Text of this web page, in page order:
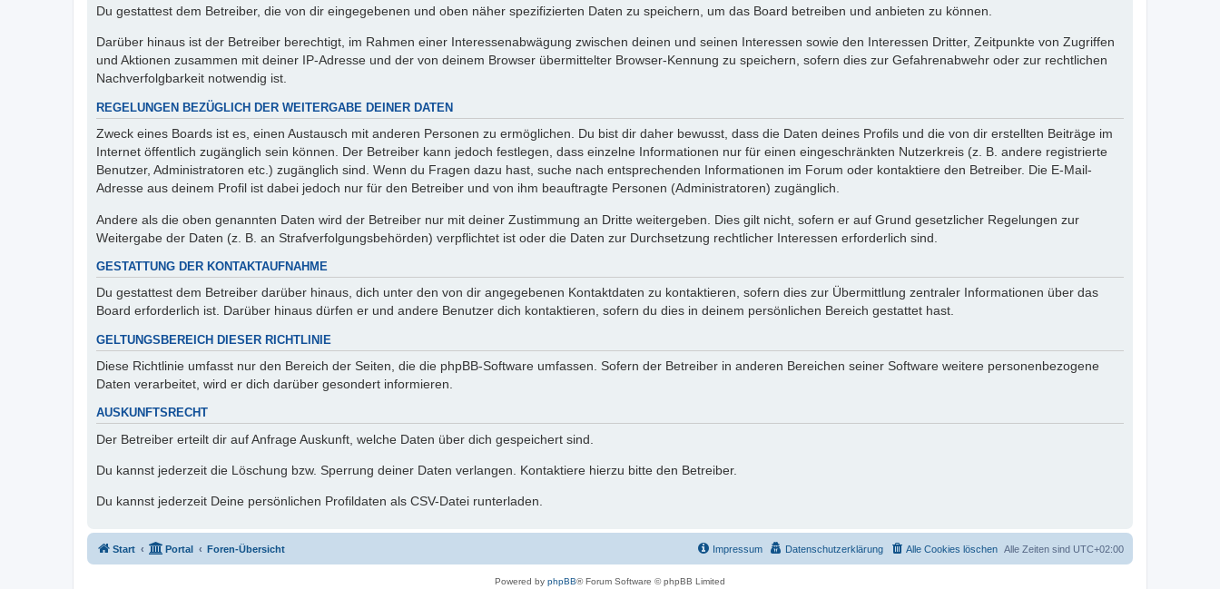
Du gestattest dem Betreiber, die von dir eingegebenen und oben näher spezifizierten Daten zu speichern, um das Board betreiben und anbieten zu können.
Darüber hinaus ist der Betreiber berechtigt, im Rahmen einer Interessenabwägung zwischen deinen und seinen Interessen sowie den Interessen Dritter, Zeitpunkte von Zugriffen
und Aktionen zusammen mit deiner IP-Adresse und der von deinem Browser übermittelter Browser-Kennung zu speichern, sofern dies zur Gefahrenabwehr oder zur rechtlichen
Nachverfolgbarkeit notwendig ist.
REGELUNGEN BEZÜGLICH DER WEITERGABE DEINER DATEN
Zweck eines Boards ist es, einen Austausch mit anderen Personen zu ermöglichen. Du bist dir daher bewusst, dass die Daten deines Profils und die von dir erstellten Beiträge im
Internet öffentlich zugänglich sein können. Der Betreiber kann jedoch festlegen, dass einzelne Informationen nur für einen eingeschränkten Nutzerkreis (z. B. andere registrierte
Benutzer, Administratoren etc.) zugänglich sind. Wenn du Fragen dazu hast, suche nach entsprechenden Informationen im Forum oder kontaktiere den Betreiber. Die E-Mail-
Adresse aus deinem Profil ist dabei jedoch nur für den Betreiber und von ihm beauftragte Personen (Administratoren) zugänglich.
Andere als die oben genannten Daten wird der Betreiber nur mit deiner Zustimmung an Dritte weitergeben. Dies gilt nicht, sofern er auf Grund gesetzlicher Regelungen zur
Weitergabe der Daten (z. B. an Strafverfolgungsbehörden) verpflichtet ist oder die Daten zur Durchsetzung rechtlicher Interessen erforderlich sind.
GESTATTUNG DER KONTAKTAUFNAHME
Du gestattest dem Betreiber darüber hinaus, dich unter den von dir angegebenen Kontaktdaten zu kontaktieren, sofern dies zur Übermittlung zentraler Informationen über das
Board erforderlich ist. Darüber hinaus dürfen er und andere Benutzer dich kontaktieren, sofern du dies in deinem persönlichen Bereich gestattet hast.
GELTUNGSBEREICH DIESER RICHTLINIE
Diese Richtlinie umfasst nur den Bereich der Seiten, die die phpBB-Software umfassen. Sofern der Betreiber in anderen Bereichen seiner Software weitere personenbezogene
Daten verarbeitet, wird er dich darüber gesondert informieren.
AUSKUNFTSRECHT
Der Betreiber erteilt dir auf Anfrage Auskunft, welche Daten über dich gespeichert sind.
Du kannst jederzeit die Löschung bzw. Sperrung deiner Daten verlangen. Kontaktiere hierzu bitte den Betreiber.
Du kannst jederzeit Deine persönlichen Profildaten als CSV-Datei runterladen.
Start Portal Foren-Übersicht Alle Zeiten sind UTC+02:00
Alle Cookies löschen
Datenschutzerklärung
Impressum
Powered by phpBB® Forum Software © phpBB Limited